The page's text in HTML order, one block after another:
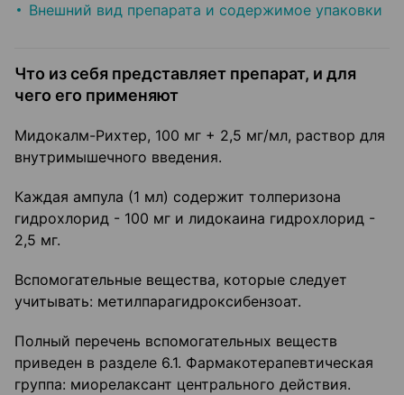
Внешний вид препарата и содержимое упаковки
Что из себя представляет препарат, и для
чего его применяют
Мидокалм-Рихтер, 100 мг + 2,5 мг/мл, раствор для
внутримышечного введения.
Каждая ампула (1 мл) содержит толперизона
гидрохлорид - 100 мг и лидокаина гидрохлорид -
2,5 мг.
Вспомогательные вещества, которые следует
учитывать: метилпарагидроксибензоат.
Полный перечень вспомогательных веществ
приведен в разделе 6.1. Фармакотерапевтическая
группа: миорелаксант центрального действия.